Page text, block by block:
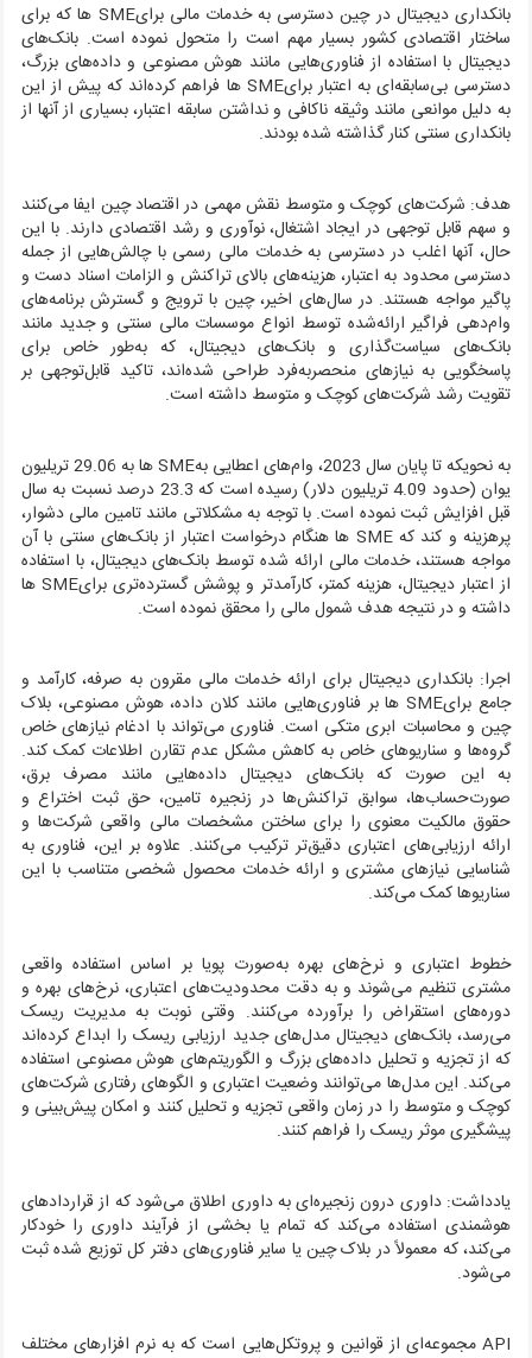
بانکداری دیجیتال در چین دسترسی به خدمات مالی برایSME ها که برای
ساختار اقتصادی کشور بسیار مهم است را متحول نموده است. بانک‌های
دیجیتال با استفاده از فناوری‌هایی مانند هوش مصنوعی و داده‌های بزرگ،
دسترسی بی‌سابقه‌ای به اعتبار برایSME ها فراهم کرده‌اند که پیش از این
به دلیل موانعی مانند وثیقه ناکافی و نداشتن سابقه اعتبار، بسیاری از آنها از
بانکداری سنتی کنار گذاشته شده بودند.
هدف: شرکت‌های کوچک و متوسط نقش مهمی در اقتصاد چین ایفا می‌کنند
و سهم قابل توجهی در ایجاد اشتغال، نوآوری و رشد اقتصادی دارند. با این
حال، آنها اغلب در دسترسی به خدمات مالی رسمی با چالش‌هایی از جمله
دسترسی محدود به اعتبار، هزینه‌های بالای تراکنش و الزامات اسناد دست و
پاگیر مواجه هستند. در سال‌های اخیر، چین با ترویج و گسترش برنامه‌های
وام‌دهی فراگیر ارائه‌شده توسط انواع موسسات مالی سنتی و جدید مانند
بانک‌های سیاست‌گذاری و بانک‌های دیجیتال، که به‌طور خاص برای
پاسخگویی به نیازهای منحصربه‌فرد طراحی شده‌اند، تاکید قابل‌توجهی بر
تقویت رشد شرکت‌های کوچک و متوسط داشته است.
به نحویکه تا پایان سال 2023، وام‌های اعطایی به SME
ها به 29.06 تریلیون
یوان (حدود 4.09 تریلیون دلار) رسیده است که 23.3 درصد نسبت به سال
قبل افزایش ثبت نموده است. با توجه به مشکلاتی مانند تامین مالی دشوار،
پرهزینه و کند که SME ها هنگام درخواست اعتبار از بانک‌های سنتی با آن
مواجه هستند، خدمات مالی ارائه شده توسط بانک‌های دیجیتال، با استفاده
از اعتبار دیجیتال، هزینه کمتر، کارآمدتر و پوشش گسترده‌تری برایSME ها
داشته و در نتیجه هدف شمول مالی را محقق نموده است.
اجرا: بانکداری دیجیتال برای ارائه خدمات مالی مقرون به صرفه، کارآمد و
جامع برایSME ها بر فناوری‌هایی مانند کلان داده، هوش مصنوعی، بلاک
چین و محاسبات ابری متکی است. فناوری می‌تواند با ادغام نیازهای خاص
گروه‌ها و سناریوهای خاص به کاهش مشکل عدم تقارن اطلاعات کمک کند.
به این صورت که بانک‌های دیجیتال داده‌هایی مانند مصرف برق،
صورت‌حساب‌ها، سوابق تراکنش‌ها در زنجیره تامین، حق ثبت اختراع و
حقوق مالکیت معنوی را برای ساختن مشخصات مالی واقعی شرکت‌ها و
ارائه ارزیابی‌های اعتباری دقیق‌تر ترکیب می‌کنند. علاوه بر این، فناوری به
شناسایی نیازهای مشتری و ارائه خدمات محصول شخصی متناسب با این
سناریوها کمک می‌کند.
خطوط اعتباری و نرخ‌های بهره به‌صورت پویا بر اساس استفاده واقعی
مشتری تنظیم می‌شوند و به دقت محدودیت‌های اعتباری، نرخ‌های بهره و
دوره‌های استقراض را برآورده می‌کنند. وقتی نوبت به مدیریت ریسک
می‌رسد، بانک‌های دیجیتال مدل‌های جدید ارزیابی ریسک را ابداع کرده‌اند
که از تجزیه و تحلیل داده‌های بزرگ و الگوریتم‌های هوش مصنوعی استفاده
می‌کند. این مدل‌ها می‌توانند وضعیت اعتباری و الگوهای رفتاری شرکت‌های
کوچک و متوسط را در زمان واقعی تجزیه و تحلیل کنند و امکان پیش‌بینی و
پیشگیری موثر ریسک را فراهم کنند.
یادداشت: داوری درون زنجیره‌ای به داوری اطلاق می‌شود که از قراردادهای
هوشمندی استفاده می‌کند که تمام یا بخشی از فرآیند داوری را خودکار
می‌کند، که معمولاً در بلاک چین یا سایر فناوری‌های دفتر کل توزیع شده ثبت
می‌شود.
API مجموعه‌ای از قوانین و پروتکل‌هایی است که به نرم افزارهای مختلف